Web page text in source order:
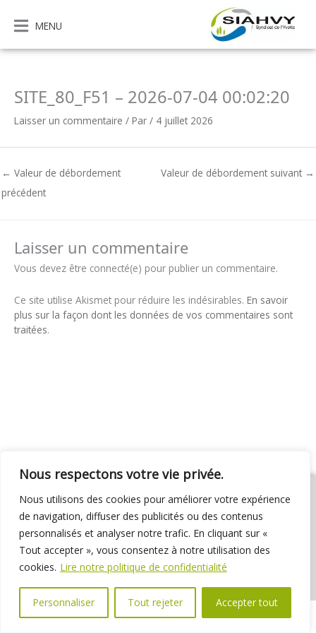
Nous respectons votre vie privée.
Nous utilisons des cookies pour améliorer votre expérience
de navigation, diffuser des publicités ou des contenus
personnalisés et analyser notre trafic. En cliquant sur «
Tout accepter », vous consentez à notre utilisation des
cookies. Lire notre politique de confidentialité
Personnaliser Tout rejeter Accepter tout
contenu
MENU
SITE_80_F51 – 2026-07-04 00:02:20
Laisser un commentaire / Par / 4 juillet 2026
← Valeur de débordement
précédent
Valeur de débordement suivant →
Laisser un commentaire
Vous devez être connecté(e) pour publier un commentaire.
Ce site utilise Akismet pour réduire les indésirables. En savoir
plus sur la façon dont les données de vos commentaires sont
traitées.
01 69 31 72 10 01 69 31 37 31
Nous contacter
Espace élus
Marchés publics Délibérations